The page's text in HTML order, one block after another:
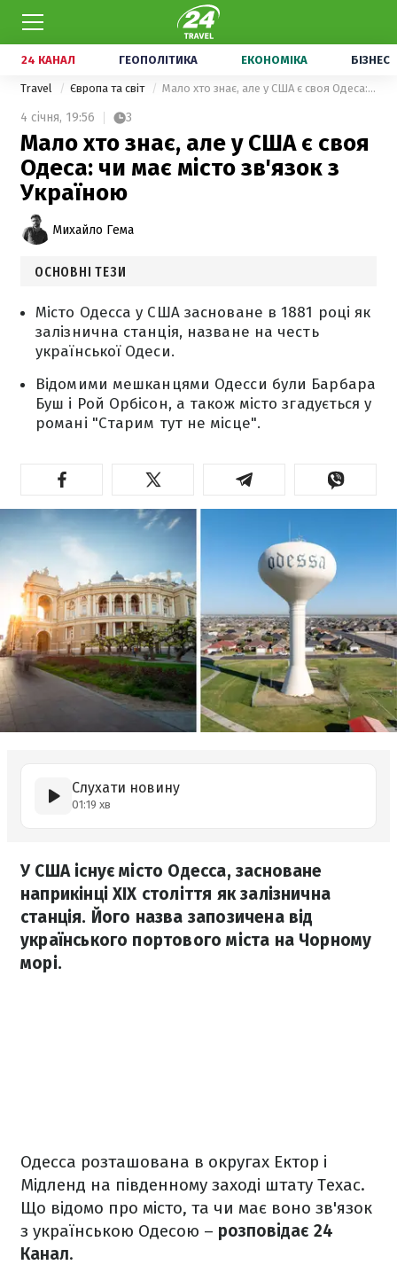
24 КАНАЛ ГЕОПОЛІТИКА ЕКОНОМІКА БІЗНЕС
Travel Європа та світ Мало хто знає, але у США є своя Одеса: чи має місто зв'язок з Україною
4 січня, 19:56 3
Мало хто знає, але у США є своя
Одеса: чи має місто зв'язок з
Україною
Михайло Гема
ОСНОВНІ ТЕЗИ
Місто Одесса у США засноване в 1881 році як
залізнична станція, назване на честь
української Одеси.
Відомими мешканцями Одесси були Барбара
Буш і Рой Орбісон, а також місто згадується у
романі "Старим тут не місце".
Слухати новину
01:19 хв
У США існує місто Одесса, засноване
наприкінці XIX століття як залізнична
станція. Його назва запозичена від
українського портового міста на Чорному
морі.
Одесса розташована в округах Ектор і
Мідленд на південному заході штату Техас.
Що відомо про місто, та чи має воно зв'язок
з українською Одесою – розповідає 24
Канал.